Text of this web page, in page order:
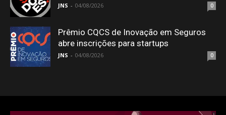
JNS - 04/08/2026 0
Prêmio CQCS de Inovação em Seguros
abre inscrições para startups
JNS - 04/08/2026 0